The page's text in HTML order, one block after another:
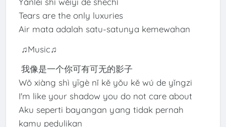
Tears are the only luxuries
Air mata adalah satu-satunya kemewahan
♫Music♫
我像是一个你可有可无的影子
Wǒ xiàng shì yīgè nǐ kě yǒu kě wú de yǐngzi
I'm like your shadow you do not care about
Aku seperti bayangan yang tidak pernah
kamu pedulikan